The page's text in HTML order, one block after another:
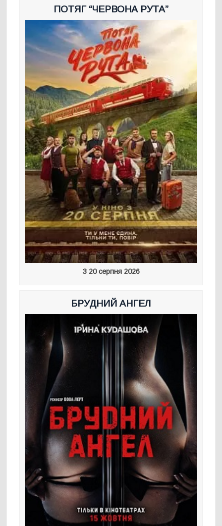
ПОТЯГ “ЧЕРВОНА РУТА”
З 20 серпня 2026
БРУДНИЙ АНГЕЛ